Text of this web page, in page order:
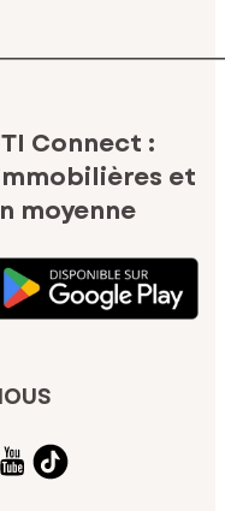
Connect :
et
moyenne